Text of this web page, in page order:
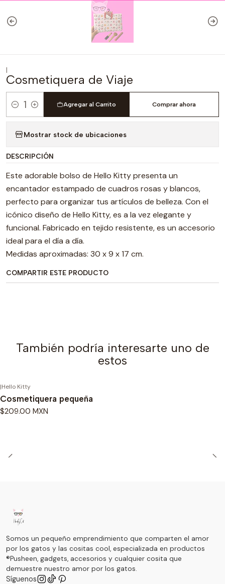
|
Cosmetiquera de Viaje
Cantidad
Agregar al Carrito Comprar ahora
Mostrar stock de ubicaciones
DESCRIPCIÓN
Este adorable bolso de Hello Kitty presenta un
encantador estampado de cuadros rosas y blancos,
perfecto para organizar tus artículos de belleza. Con el
icónico diseño de Hello Kitty, es a la vez elegante y
funcional. Fabricado en tejido resistente, es un accesorio
ideal para el día a día.
Medidas aproximadas: 30 x 9 x 17 cm.
COMPARTIR ESTE PRODUCTO
También podría interesarte uno de
estos
|Hello Kitty
Cosmetiquera pequeña
$209.00 MXN
Somos un pequeño emprendimiento que comparten el amor
por los gatos y las cositas cool, especializada en productos
®Pusheen, gadgets, accesorios y cualquier cosita que
demuestre nuestro amor por los gatos.
Síguenos